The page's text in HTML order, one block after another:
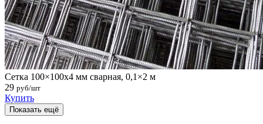
Сетка 100×100х4 мм сварная, 0,1×2 м
29 руб/шт
Купить
Показать ещё